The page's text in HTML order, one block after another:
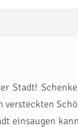
Stadt!
einsaugen